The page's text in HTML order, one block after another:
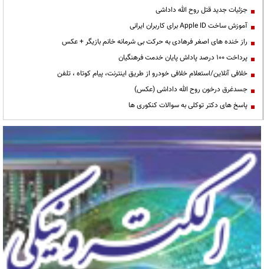
جزئیات جدید قتل روح الله داداشی
آموزش ساخت Apple ID برای کاربران ایرانی
راز خنده های اصغر فرهادی به حرکت بی شرمانه خانم بازیگر + عکس
پرداخت ۱۰۰ درصد پاداش پایان خدمت فرهنگیان
خلافی آنلاین/استعلام خلافی خودرو از طریق اینترنت، پیام کوتاه ، تلفن
جسدغرق درخون روح الله داداشی (عکس)
پاسخ های دکتر توکلی به سوالات کنکوری ها